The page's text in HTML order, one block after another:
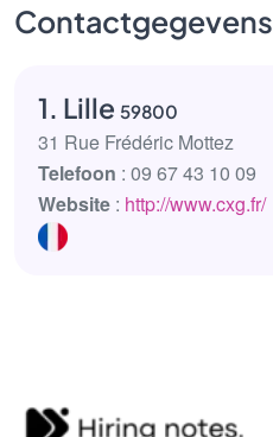
Contactgegevens
1. Lille 59800
31 Rue Frédéric Mottez
Telefoon : 09 67 43 10 09
Website : http://www.cxg.fr/